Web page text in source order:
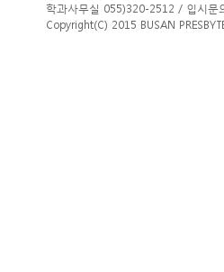
학과사무실 055)320-2512 / 입시
Copyright(C) 2015 BUSAN